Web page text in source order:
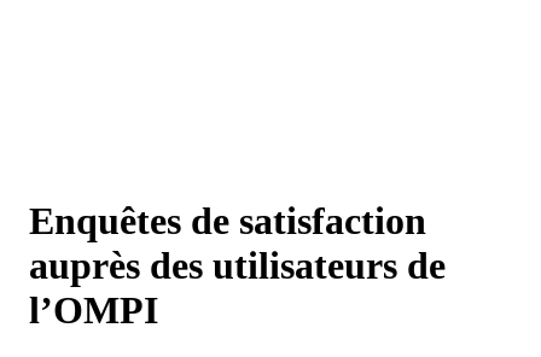
Enquêtes de satisfaction
auprès des utilisateurs de
l’OMPI